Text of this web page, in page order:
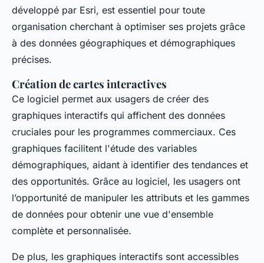
développé par Esri, est essentiel pour toute
organisation cherchant à optimiser ses projets grâce
à des données géographiques et démographiques
précises.
Création de cartes interactives
Ce logiciel permet aux usagers de créer des
graphiques interactifs qui affichent des données
cruciales pour les programmes commerciaux. Ces
graphiques facilitent l'étude des variables
démographiques, aidant à identifier des tendances et
des opportunités. Grâce au logiciel, les usagers ont
l’opportunité de manipuler les attributs et les gammes
de données pour obtenir une vue d'ensemble
complète et personnalisée.
De plus, les graphiques interactifs sont accessibles